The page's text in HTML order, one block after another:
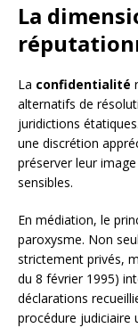
La
La confidentialité
alternatifs de
juridictions
une discrétion
préserver leur
sensibles.
En médiation, le
paroxysme. Non
strictement privés,
du 8 février 1995)
déclarations
procédure judiciaire